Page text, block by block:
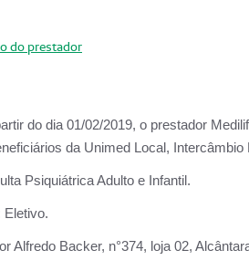
do prestador
do dia 01/02/2019, o prestador
da Unimed Local, Intercâmbio
Psiquiátrica Adulto e Infantil.
Eletivo.
Alfredo Backer, n°374, loja 02,